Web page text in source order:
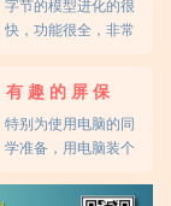
字节的模型进化的很
快，功能很全，非常
有 趣 的 屏 保
特别为使用电脑的同
学准备，用电脑装个